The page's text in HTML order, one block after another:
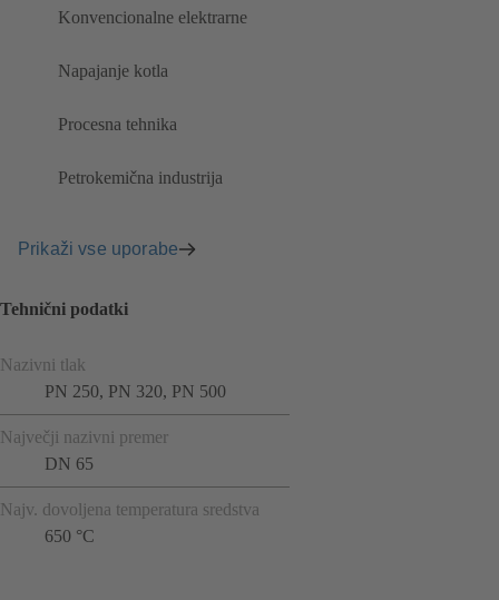
Konvencionalne elektrarne
Napajanje kotla
Procesna tehnika
Petrokemična industrija
Prikaži vse uporabe
Tehnični podatki
Nazivni tlak
PN 250, PN 320, PN 500
Največji nazivni premer
DN 65
Najv. dovoljena temperatura sredstva
650 °C